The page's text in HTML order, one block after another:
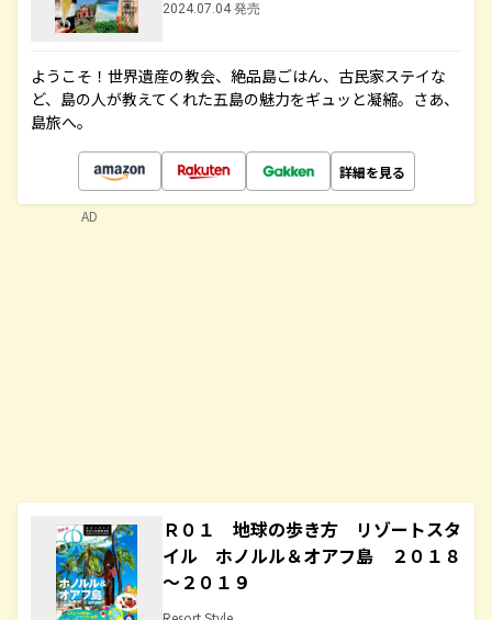
2024.07.04 発売
ようこそ！世界遺産の教会、絶品島ごはん、古民家ステイな
ど、島の人が教えてくれた五島の魅力をギュッと凝縮。さあ、
島旅へ。
詳細を見る
Ｒ０１ 地球の歩き方 リゾートスタ
イル ホノルル＆オアフ島 ２０１８
～２０１９
AD